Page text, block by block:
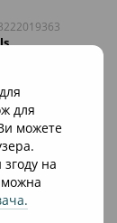
для
можете
на
можна
.
Elodie Details